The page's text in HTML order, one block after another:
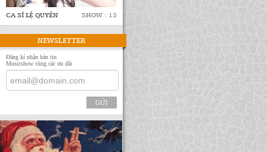
CA SĨ LỆ QUYÊN SHOW : 13
NEWSLETTER
Đăng kí nhận bản tin
Musicshow cùng các ưu đãi
GỬI